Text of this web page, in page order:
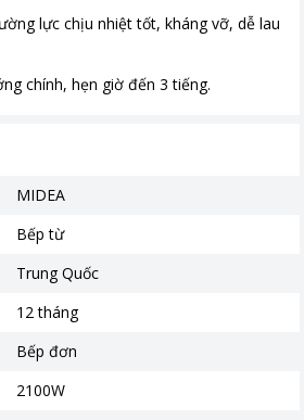
lực chịu nhiệt tốt, kháng vỡ, dễ lau
chính, hẹn giờ đến 3 tiếng.
MIDEA
Bếp từ
Trung Quốc
12 tháng
Bếp đơn
2100W